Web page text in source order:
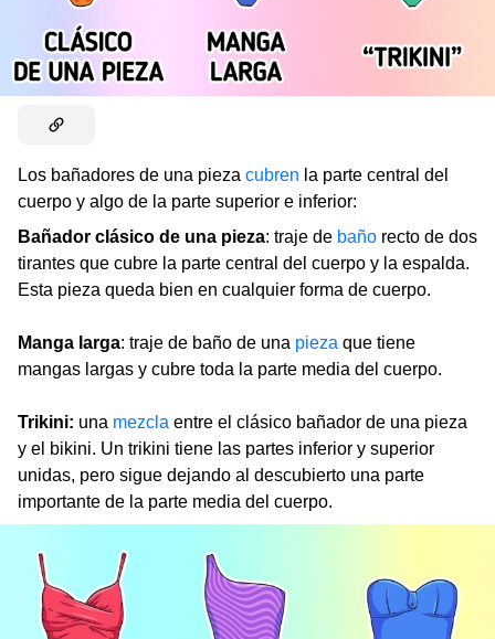
Los bañadores de una pieza cubren la parte central del
cuerpo y algo de la parte superior e inferior:
Bañador clásico de una pieza: traje de baño recto de dos
tirantes que cubre la parte central del cuerpo y la espalda.
Esta pieza queda bien en cualquier forma de cuerpo.
Manga larga: traje de baño de una pieza que tiene
mangas largas y cubre toda la parte media del cuerpo.
Trikini: una mezcla entre el clásico bañador de una pieza
y el bikini. Un trikini tiene las partes inferior y superior
unidas, pero sigue dejando al descubierto una parte
importante de la parte media del cuerpo.